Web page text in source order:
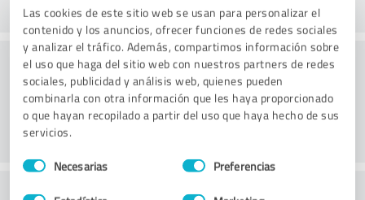
Las cookies de este sitio web se usan para personalizar el
contenido y los anuncios, ofrecer funciones de redes sociales
y analizar el tráfico. Además, compartimos información sobre
el uso que haga del sitio web con nuestros partners de redes
sociales, publicidad y análisis web, quienes pueden
combinarla con otra información que les haya proporcionado
o que hayan recopilado a partir del uso que haya hecho de sus
servicios.
Selección
de
Necesarias Preferencias
Consultoría
Servicio de atención al cliente